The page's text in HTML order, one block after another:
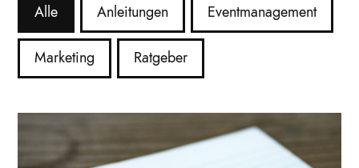
Alle Anleitungen Eventmanagement
Marketing Ratgeber